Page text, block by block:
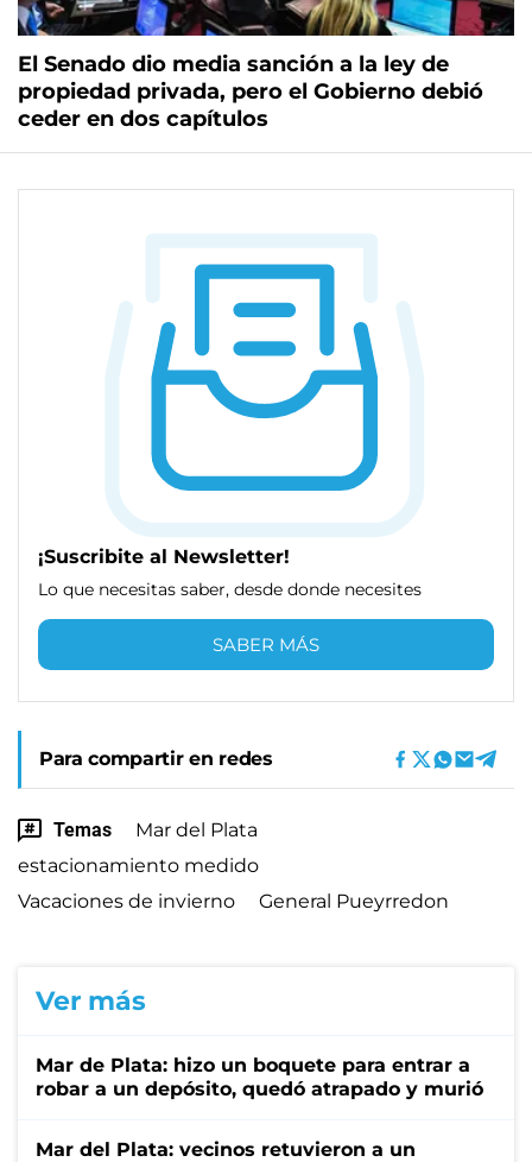
El Senado dio media sanción a la ley de
propiedad privada, pero el Gobierno debió
ceder en dos capítulos
¡Suscribite al Newsletter!
Lo que necesitas saber, desde donde necesites
SABER MÁS
Para compartir en redes
Temas
Mar del Plata
estacionamiento medido
Vacaciones de invierno
General Pueyrredon
Ver más
Mar de Plata: hizo un boquete para entrar a
robar a un depósito, quedó atrapado y murió
Mar del Plata: vecinos retuvieron a un